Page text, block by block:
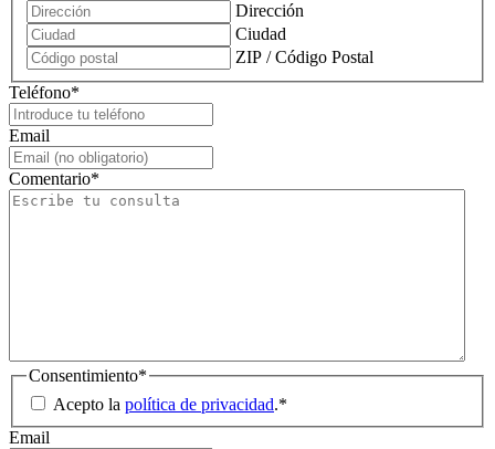
Dirección
Ciudad
ZIP / Código Postal
Teléfono*
Email
Comentario*
Consentimiento*
Acepto la política de privacidad.*
Email